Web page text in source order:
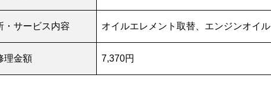
・サービス内容 オイルエレメント取替、エンジンオイル
理金額 7,370円